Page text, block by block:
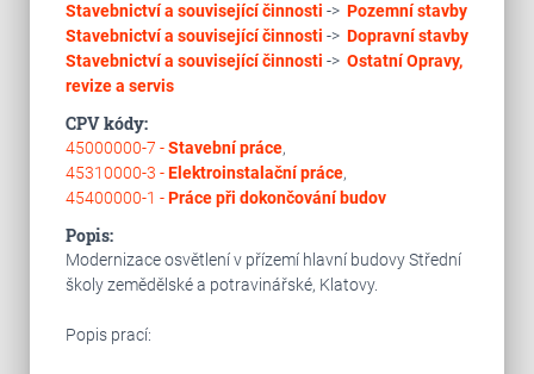
Stavebnictví a související činnosti -> Pozemní stavby
Stavebnictví a související činnosti -> Dopravní stavby
Stavebnictví a související činnosti -> OstatníOpravy,
revize a servis
CPV kódy:
45000000-7 -Stavební práce,
45310000-3 -Elektroinstalační práce,
45400000-1 -Práce při dokončování budov
Popis:
Modernizace osvětlení v přízemí hlavní budovy Střední
školy zemědělské a potravinářské, Klatovy.
Popis prací: